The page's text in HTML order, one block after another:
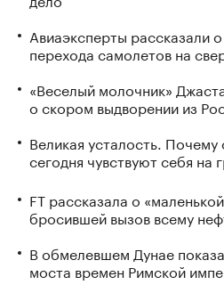
Авиаэксперты рассказали
перехода самолетов на
«Веселый молочник»
о скором выдворении из
Великая усталость.
сегодня чувствуют себя на
FT рассказала о
бросившей вызов всему
В обмелевшем Дунае
моста времен Римской